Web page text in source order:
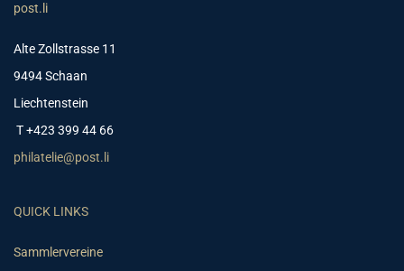
post.li
Alte Zollstrasse 11
9494 Schaan
Liechtenstein
T +423 399 44 66
philatelie@post.li
QUICK LINKS
Sammlervereine